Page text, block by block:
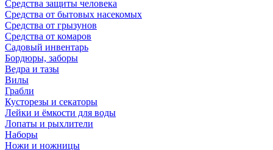
Средства защиты человека
Средства от бытовых насекомых
Средства от грызунов
Средства от комаров
Садовый инвентарь
Бордюры, заборы
Ведра и тазы
Вилы
Грабли
Кусторезы и секаторы
Лейки и ёмкости для воды
Лопаты и рыхлители
Наборы
Ножи и ножницы